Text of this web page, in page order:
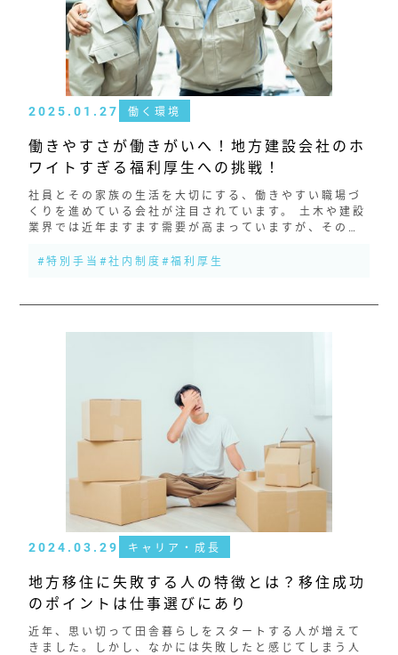
2025.01.27 働く環境
働きやすさが働きがいへ！地方建設会社のホ
ワイトすぎる福利厚生への挑戦！
社員とその家族の生活を大切にする、働きやすい職場づ
くりを進めている会社が注目されています。 土木や建設
業界では近年ますます需要が高まっていますが、その一
ら「仕事とプライベートの両方を大切に...
#特別手当#社内制度#福利厚生
2024.03.29 キャリア・成長
地方移住に失敗する人の特徴とは？移住成功
のポイントは仕事選びにあり
近年、思い切って田舎暮らしをスタートする人が増えて
きました。しかし、なかには失敗したと感じてしまう人